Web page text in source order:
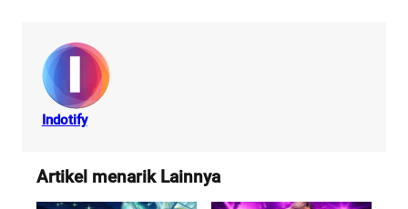
Indotify
Artikel menarik Lainnya